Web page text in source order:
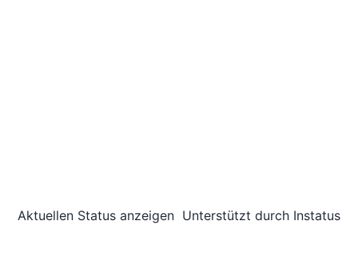
Aktuellen Status anzeigen Unterstützt durch Instatus